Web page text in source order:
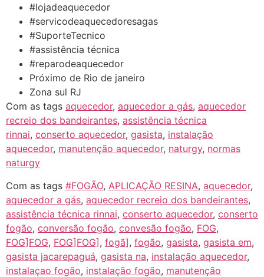
#lojadeaquecedor
#servicodeaquecedoresagas
#SuporteTecnico
#assistência técnica
#reparodeaquecedor
Próximo de Rio de janeiro
Zona sul RJ
Com as tags aquecedor, aquecedor a gás, aquecedor
recreio dos bandeirantes, assistência técnica
rinnai, conserto aquecedor, gasista, instalação
aquecedor, manutenção aquecedor, naturgy, normas
naturgy
Com as tags #FOGÃO, APLICAÇÃO RESINA, aquecedor,
aquecedor a gás, aquecedor recreio dos bandeirantes,
assistência técnica rinnai, conserto aquecedor, conserto
fogão, conversão fogão, convesão fogão, FOG,
FOG]FOG, FOG]FOG], fogã], fogão, gasista, gasista em,
gasista jacarepaguá, gasista na, instalação aquecedor,
instalaçao fogão, instalação fogão, manutenção